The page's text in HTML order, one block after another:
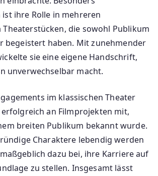
ihre Rolle in mehreren
die sowohl Publikum
begeistert haben. Mit zunehmender
sie eine eigene Handschrift,
unverwechselbar macht.
im klassischen Theater
an Filmprojekten mit,
breiten Publikum bekannt wurde.
Charaktere lebendig werden
dazu bei, ihre Karriere auf
zu stellen. Insgesamt lässt